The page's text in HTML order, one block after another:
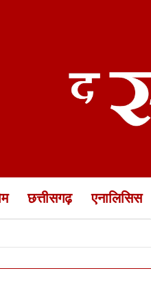
छत्तीसगढ़ एनालिसिस
रायपुर के 5 इंजीनियर एक साल के